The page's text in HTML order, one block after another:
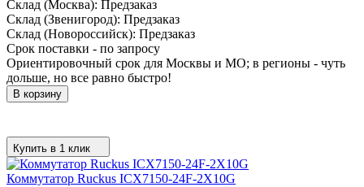
Склад (Москва): Предзаказ
Склад (Звенигород): Предзаказ
Склад (Новороссийск): Предзаказ
Срок поставки - по запросу
Ориентировочный срок для Москвы и МО; в регионы - чуть
дольше, но все равно быстро!
В корзину
Купить в 1 клик
Коммутатор Ruckus ICX7150-24F-2X10G